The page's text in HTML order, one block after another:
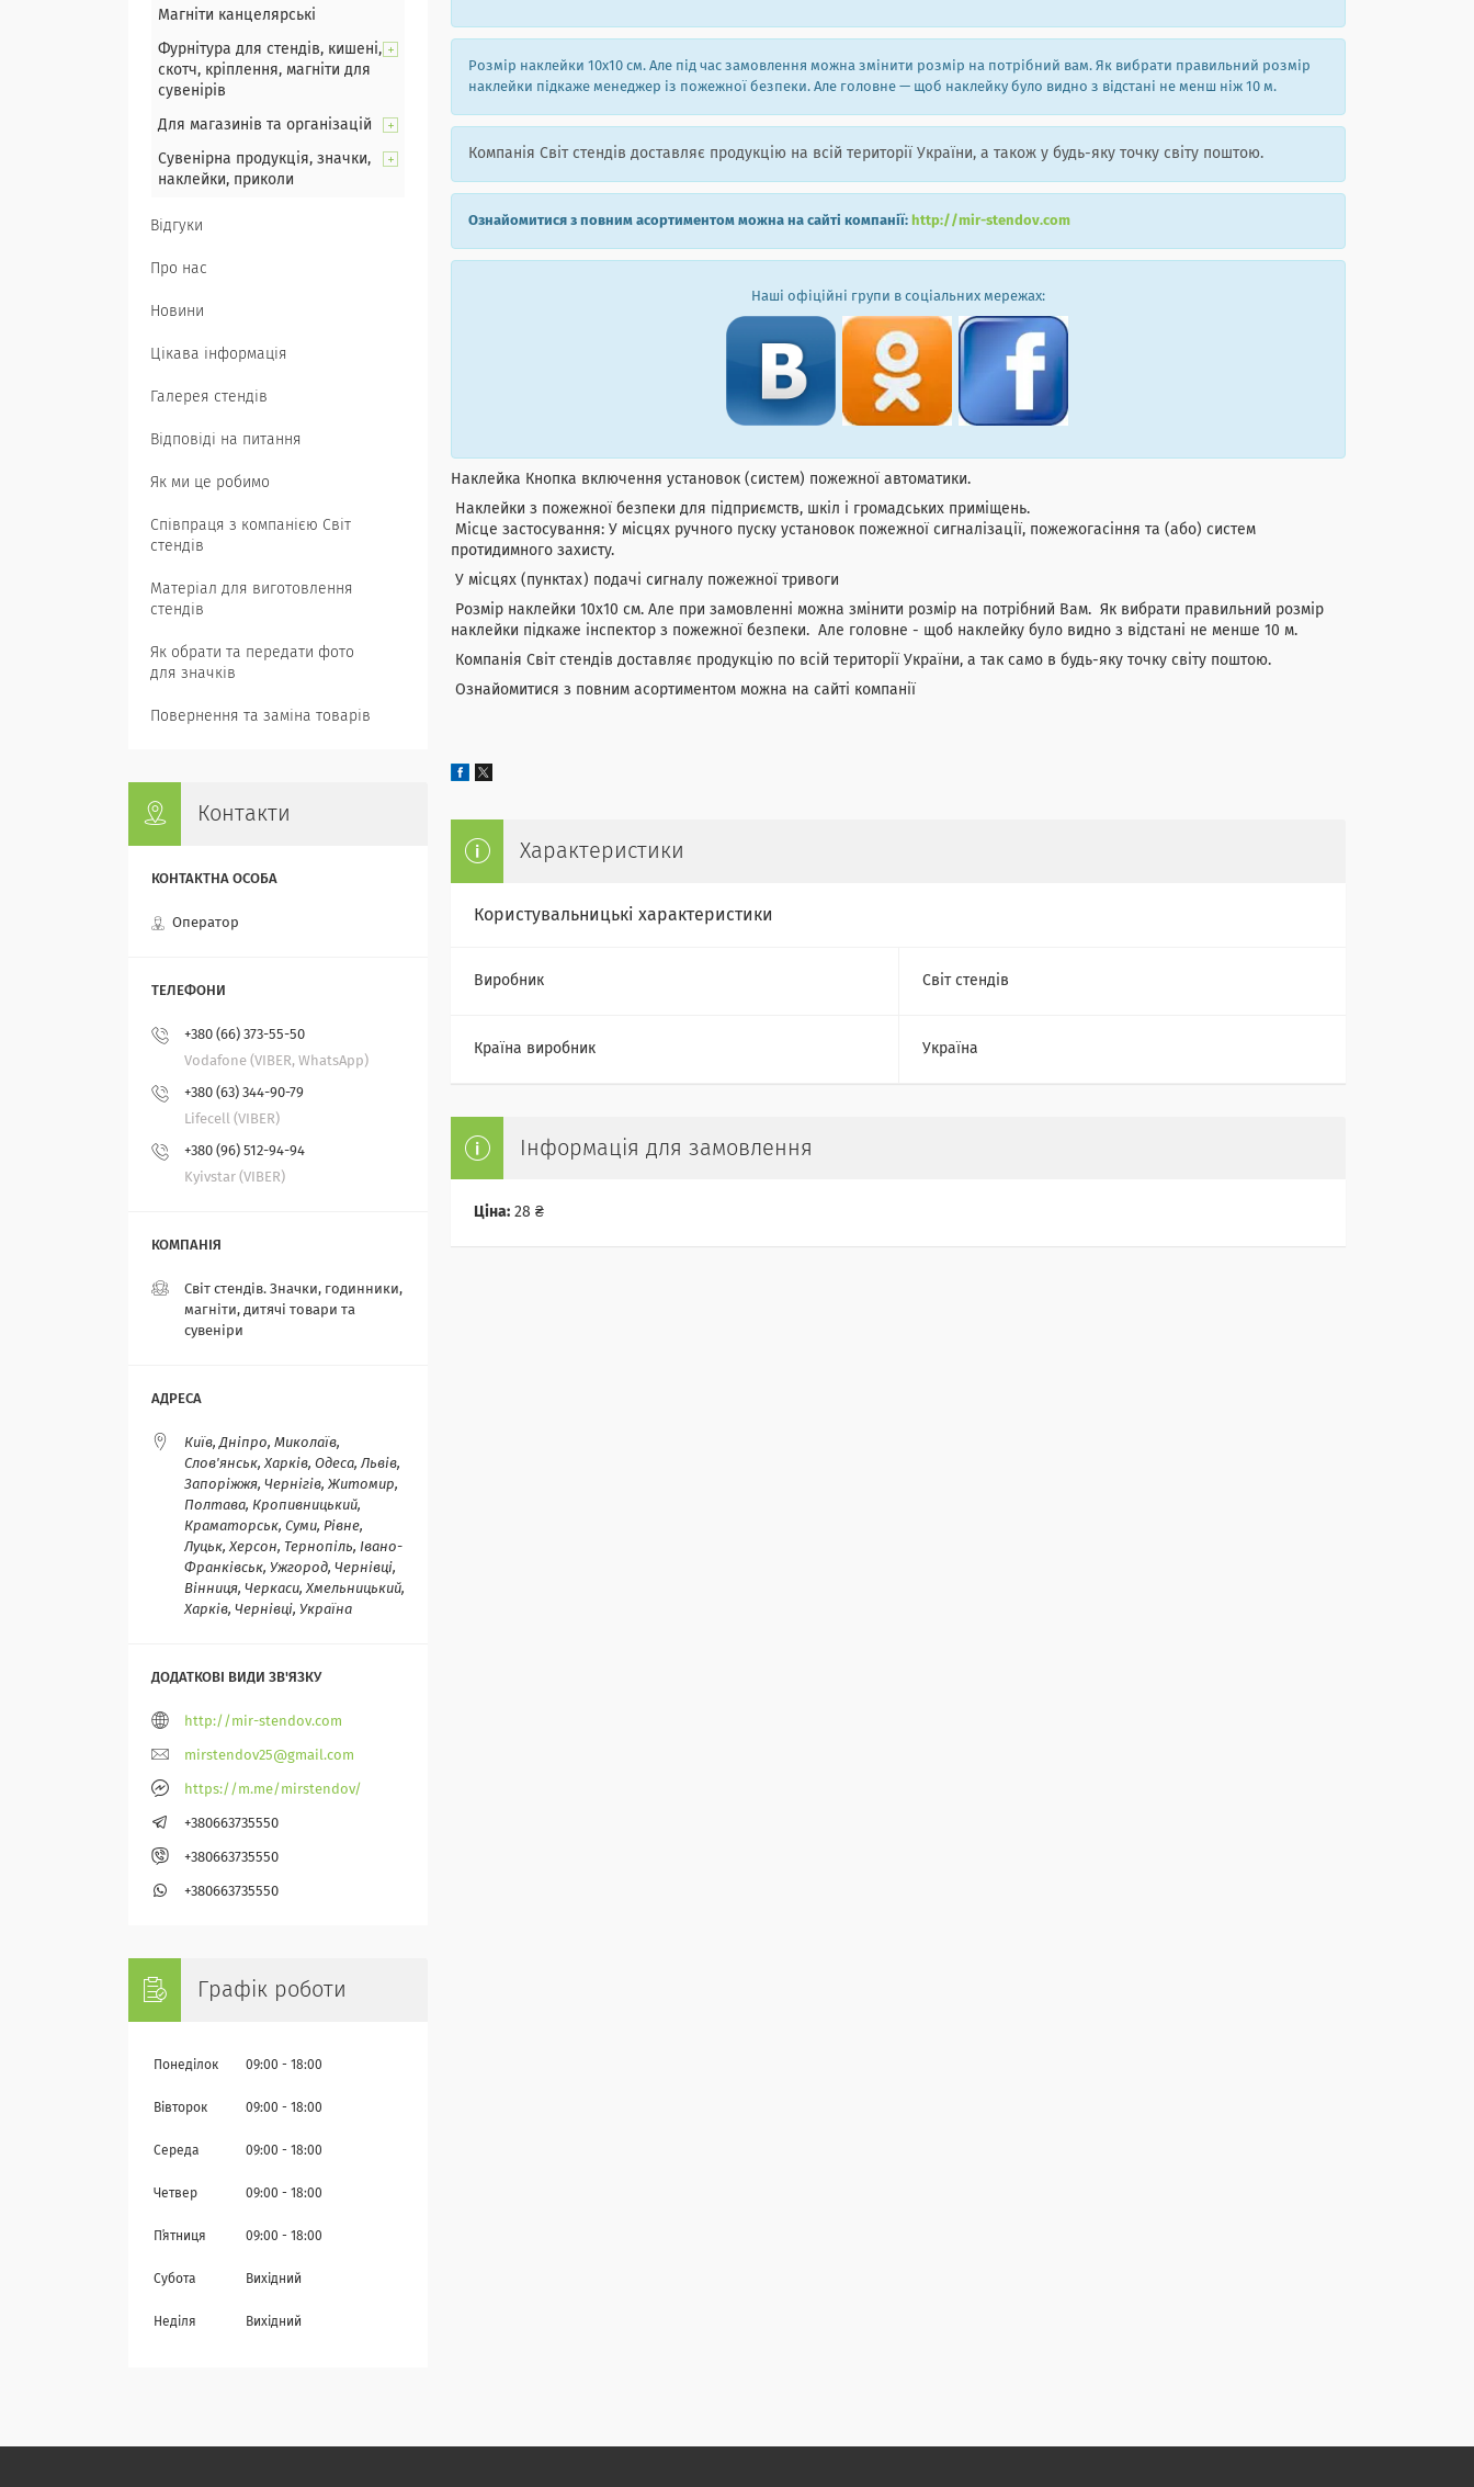
Розмір наклейки 10х10 см. Але під час замовлення можна змінити розмір на потрібний вам. Як вибрати правильний розмір
наклейки підкаже менеджер із пожежної безпеки. Але головне — щоб наклейку було видно з відстані не менш ніж 10 м.
Компанія Світ стендів доставляє продукцію на всій території України, а також у будь-яку точку світу поштою.
Ознайомитися з повним асортиментом можна на сайті компанії: http://mir-stendov.com
Наші офіційні групи в соціальних мережах:
Наклейка Кнопка включення установок (систем) пожежної автоматики.
Наклейки з пожежної безпеки для підприємств, шкіл і громадських приміщень.
Місце застосування: У місцях ручного пуску установок пожежної сигналізації, пожежогасіння та (або) систем
протидимного захисту.
У місцях (пунктах) подачі сигналу пожежної тривоги
Розмір наклейки 10х10 см. Але при замовленні можна змінити розмір на потрібний Вам. Як вибрати правильний розмір
наклейки підкаже інспектор з пожежної безпеки. Але головне - щоб наклейку було видно з відстані не менше 10 м.
Компанія Світ стендів доставляє продукцію по всій території України, а так само в будь-яку точку світу поштою.
Ознайомитися з повним асортиментом можна на сайті компанії
Характеристики
Користувальницькі характеристики
Виробник Світ стендів
Країна виробник Україна
Інформація для замовлення
Ціна: 28 ₴
Магніти канцелярські
Фурнітура для стендів, кишені,
скотч, кріплення, магніти для
сувенірів
Для магазинів та організацій
Сувенірна продукція, значки,
наклейки, приколи
Відгуки
Про нас
Новини
Цікава інформація
Галерея стендів
Відповіді на питання
Як ми це робимо
Співпраця з компанією Світ
стендів
Матеріал для виготовлення
стендів
Як обрати та передати фото
для значків
Повернення та заміна товарів
Контакти
Оператор
+380 (66) 373-55-50
Vodafone (VIBER, WhatsApp)
+380 (63) 344-90-79
Lifecell (VIBER)
+380 (96) 512-94-94
Kyivstar (VIBER)
Світ стендів. Значки, годинники,
магніти, дитячі товари та
сувеніри
Київ, Дніпро, Миколаїв,
Слов'янськ, Харків, Одеса, Львів,
Запоріжжя, Чернігів, Житомир,
Полтава, Кропивницький,
Краматорськ, Суми, Рівне,
Луцьк, Херсон, Тернопіль, Івано-
Франківськ, Ужгород, Чернівці,
Вінниця, Черкаси, Хмельницький,
Харків, Чернівці, Україна
http://mir-stendov.com
mirstendov25@gmail.com
https://m.me/mirstendov/
+380663735550
+380663735550
+380663735550
Графік роботи
Понеділок 09:00 18:00
Вівторок 09:00 18:00
Середа 09:00 18:00
Четвер 09:00 18:00
Пʼятниця 09:00 18:00
Субота Вихідний
Неділя Вихідний